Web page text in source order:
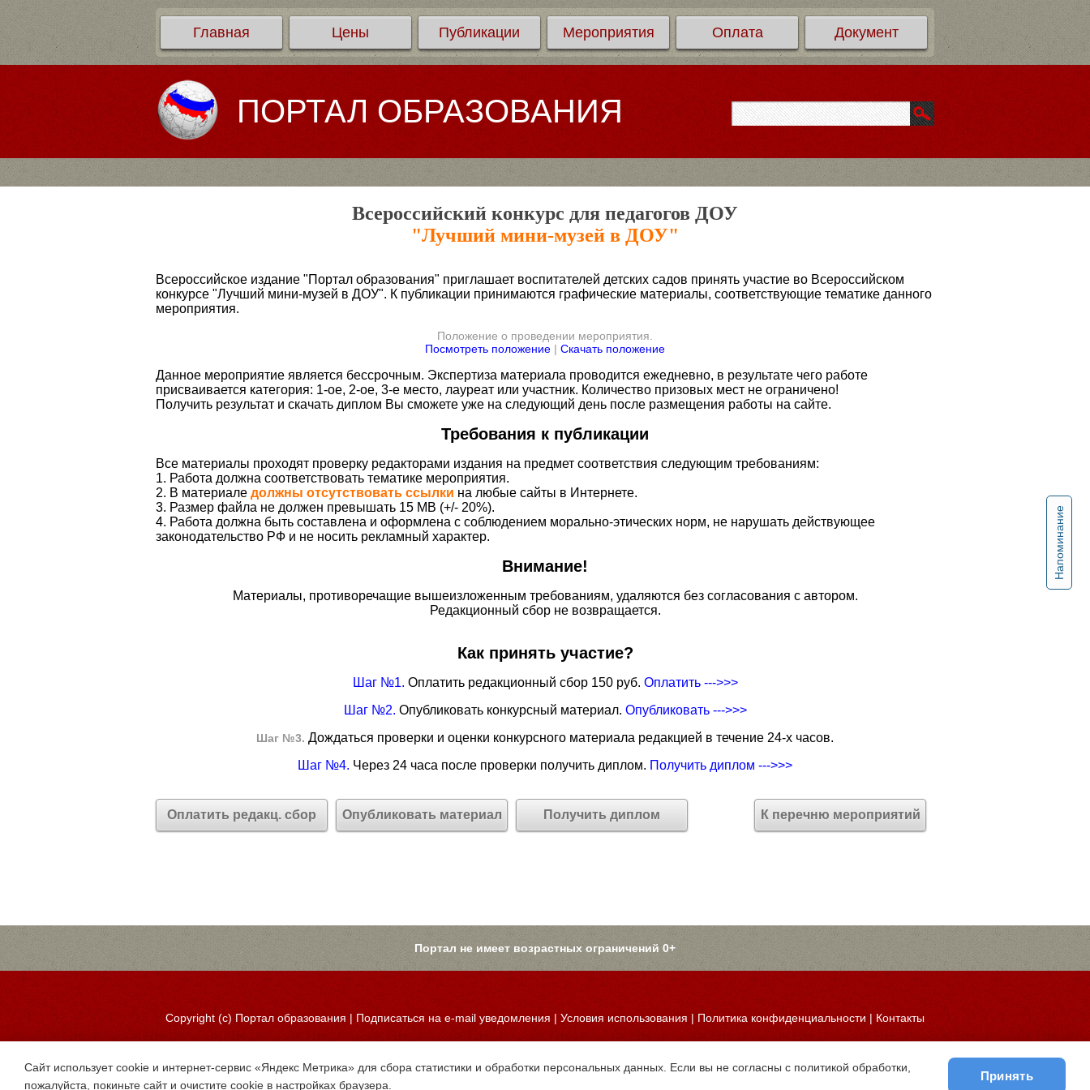
Главная Цены Публикации Мероприятия Оплата Документ
ПОРТАЛ ОБРАЗОВАНИЯ
Напоминание
Всероссийский конкурс для педагогов ДОУ
"Лучший мини-музей в ДОУ"
Всероссийское издание "Портал образования" приглашает воспитателей детских садов принять участие во Всероссийском
конкурсе "Лучший мини-музей в ДОУ". К публикации принимаются графические материалы, соответствующие тематике данного
мероприятия.
Положение о проведении мероприятия.
Посмотреть положение | Скачать положение
Данное мероприятие является бессрочным. Экспертиза материала проводится ежедневно, в результате чего работе
присваивается категория: 1-ое, 2-ое, 3-е место, лауреат или участник. Количество призовых мест не ограничено!
Получить результат и скачать диплом Вы сможете уже на следующий день после размещения работы на сайте.
Требования к публикации
Все материалы проходят проверку редакторами издания на предмет соответствия следующим требованиям:
1. Работа должна соответствовать тематике мероприятия.
2. В материале должны отсутствовать ссылки на любые сайты в Интернете.
3. Размер файла не должен превышать 15 MB (+/- 20%).
4. Работа должна быть составлена и оформлена с соблюдением морально-этических норм, не нарушать действующее
законодательство РФ и не носить рекламный характер.
Внимание!
Материалы, противоречащие вышеизложенным требованиям, удаляются без согласования с автором.
Редакционный сбор не возвращается.
Как принять участие?
Шаг №1. Оплатить редакционный сбор 150 руб. Оплатить --->>>
Шаг №2. Опубликовать конкурсный материал. Опубликовать --->>>
Шаг №3. Дождаться проверки и оценки конкурсного материала редакцией в течение 24-х часов.
Шаг №4. Через 24 часа после проверки получить диплом. Получить диплом --->>>
Оплатить редакц. сбор Опубликовать материал Получить диплом К перечню мероприятий
Портал не имеет возрастных ограничений 0+
Copyright (c) Портал образования | Подписаться на e-mail уведомления |Условия использования | Политика конфиденциальности| Контакты
Сайт использует cookie и интернет-сервис «Яндекс Метрика» для сбора статистики и обработки персональных данных. Если вы не согласны с политикой обработки,
пожалуйста, покиньте сайт и очистите cookie в настройках браузера.
Принять